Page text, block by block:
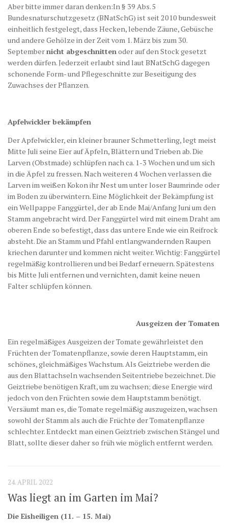
Aber bitte immer daran denken:In § 39 Abs. 5
Bundesnaturschutzgesetz (BNatSchG) ist seit 2010 bundesweit
einheitlich festgelegt, dass Hecken, lebende Zäune, Gebüsche
und andere Gehölze in der Zeit vom 1. März bis zum 30.
Septembernicht abgeschnittenoder auf den Stock gesetzt
werden dürfen. Jederzeit erlaubt sind laut BNatSchG dagegen
schonende Form- und Pflegeschnitte zur Beseitigung des
Zuwachses der Pflanzen.
Apfelwickler bekämpfen
Der Apfelwickler, ein kleiner brauner Schmetterling, legt meist
Mitte Juli seine Eier auf Äpfeln, Blättern und Trieben ab. Die
Larven (Obstmade) schlüpfen nach ca. 1-3 Wochen und um sich
in die Äpfel zu fressen. Nach weiteren 4 Wochen verlassen die
Larven im weißen Kokon ihr Nest um unter loser Baumrinde oder
im Boden zu überwintern. Eine Möglichkeit der Bekämpfung ist
ein Wellpappe Fanggürtel, der ab Ende Mai/Anfang Juni um den
Stamm angebracht wird. Der Fanggürtel wird mit einem Draht am
oberen Ende so befestigt, dass das untere Ende wie ein Reifrock
absteht. Die an Stamm und Pfahl entlangwandernden Raupen
kriechen darunter und kommen nicht weiter. Wichtig: Fanggürtel
regelmäßig kontrollieren und bei Bedarf erneuern. Spätestens
bis Mitte Juli entfernen und vernichten, damit keine neuen
Falter schlüpfen können.
Ausgeizen der Tomaten
Ein regelmäßiges Ausgeizen der Tomate gewährleistet den
Früchten der Tomatenpflanze, sowie deren Hauptstamm, ein
schönes, gleichmäßiges Wachstum. Als Geiztriebe werden die
aus den Blattachseln wachsenden Seitentriebe bezeichnet. Die
Geiztriebe benötigen Kraft, um zu wachsen; diese Energie wird
jedoch von den Früchten sowie dem Hauptstamm benötigt.
Versäumt man es, die Tomate regelmäßig auszugeizen, wachsen
sowohl der Stamm als auch die Früchte der Tomatenpflanze
schlechter. Entdeckt man einen Geiztrieb zwischen Stängel und
Blatt, sollte dieser daher so früh wie möglich entfernt werden.
24. APRIL 2022
Was liegt an im Garten im Mai?
Die Eisheiligen (11. – 15. Mai)